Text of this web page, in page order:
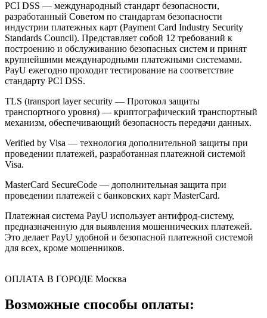
PCI DSS — международный стандарт безопасности,
разработанный Советом по стандартам безопасности
индустрии платежных карт (Payment Card Industry Security
Standards Council). Представляет собой 12 требований к
построению и обслуживанию безопасных систем и принят
крупнейшими международными платежными системами.
PayU ежегодно проходит тестирование на соответствие
стандарту PCI DSS.
TLS (transport layer security — Протокол защиты
транспортного уровня) — криптографический транспортный
механизм, обеспечивающий безопасность передачи данных.
Verified by Visa — технология дополнительной защиты при
проведении платежей, разработанная платежной системой
Visa.
MasterCard SecureCode — дополнительная защита при
проведении платежей с банковских карт MasterCard.
Платежная система PayU использует антифрод-систему,
предназначенную для выявления мошеннических платежей.
Это делает PayU удобной и безопасной платежной системой
для всех, кроме мошенников.
ОПЛАТА В ГОРОДЕ Москва
Возможные способы оплаты: